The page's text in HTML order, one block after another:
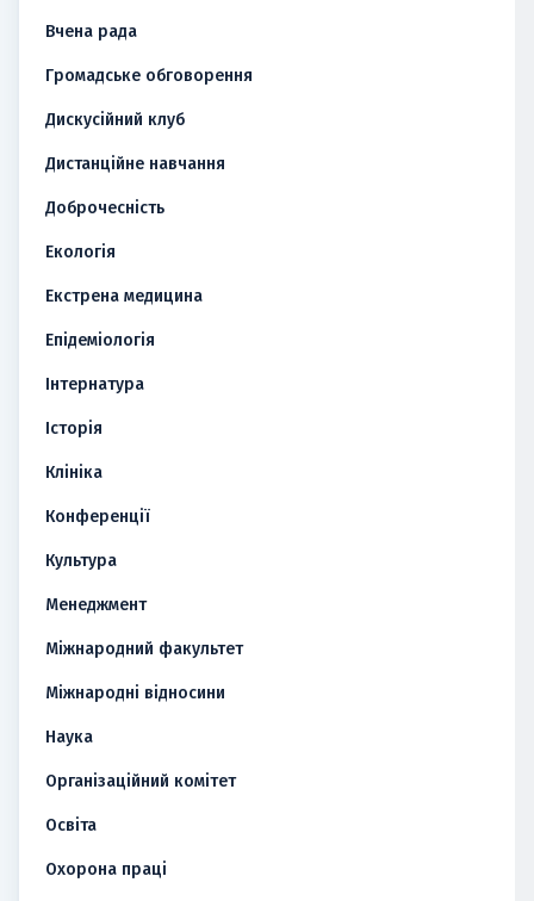
Вчена рада
Громадське обговорення
Дискусійний клуб
Дистанційне навчання
Доброчесність
Екологія
Екстрена медицина
Епідеміологія
Інтернатура
Історія
Клініка
Конференції
Культура
Менеджмент
Міжнародний факультет
Міжнародні відносини
Наука
Організаційний комітет
Освіта
Охорона праці